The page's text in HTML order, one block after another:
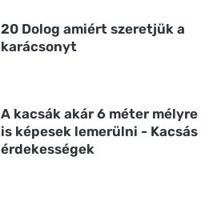
20 Dolog amiért szeretjük a
karácsonyt
A kacsák akár 6 méter mélyre
is képesek lemerülni - Kacsás
érdekességek